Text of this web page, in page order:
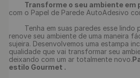
Transforme o seu ambiente em
com o Papel de Parede AutoAdesivo
renove seu ambiente de uma maneira
sujeira. Desenvolvemos uma estampa
qualidade que vai transformar seu
deixando com um ar totalmente novo.
estilo Gourmet .